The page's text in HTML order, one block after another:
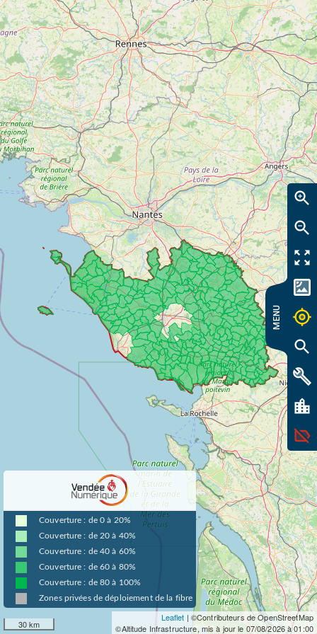
MENU
Couverture : de 0 à 20%
Couverture : de 20 à 40%
Couverture : de 40 à 60%
Couverture : de 60 à 80%
Couverture : de 80 à 100%
Zones privées de déploiement de la fibre
30 km
Leaflet | ©Contributeurs de OpenStreetMap
©Altitude Infrastructure, mis à jour le 07/08/2026 à 01:00